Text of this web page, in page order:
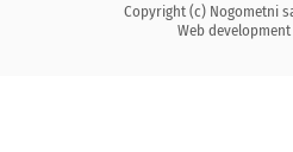
Copyright (c) Nogometni
Web development